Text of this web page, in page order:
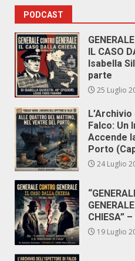
PODCAST
IL CASO
Isabella
parte
25 Luglio
Falco: Un
Accende
Porto
24 Luglio
CHIESA”
19 Luglio